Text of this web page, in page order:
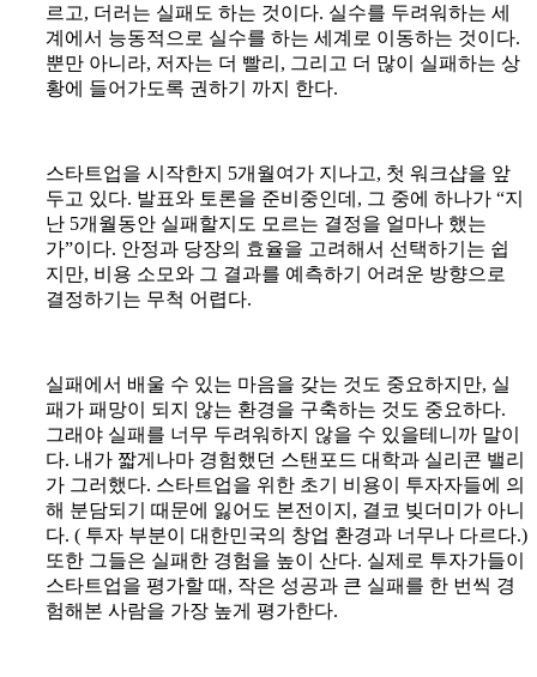
르고, 더러는 실패도 하는 것이다. 실수를 두려워하는 세
계에서 능동적으로 실수를 하는 세계로 이동하는 것이다.
뿐만 아니라, 저자는 더 빨리, 그리고 더 많이 실패하는 상
황에 들어가도록 권하기 까지 한다.
스타트업을 시작한지 5개월여가 지나고, 첫 워크샵을 앞
두고 있다. 발표와 토론을 준비중인데, 그 중에 하나가 “지
난 5개월동안 실패할지도 모르는 결정을 얼마나 했는
가”이다. 안정과 당장의 효율을 고려해서 선택하기는 쉽
지만, 비용 소모와 그 결과를 예측하기 어려운 방향으로
결정하기는 무척 어렵다.
실패에서 배울 수 있는 마음을 갖는 것도 중요하지만, 실
패가 패망이 되지 않는 환경을 구축하는 것도 중요하다.
그래야 실패를 너무 두려워하지 않을 수 있을테니까 말이
다. 내가 짧게나마 경험했던 스탠포드 대학과 실리콘 밸리
가 그러했다. 스타트업을 위한 초기 비용이 투자자들에 의
해 분담되기 때문에 잃어도 본전이지, 결코 빚더미가 아니
다. ( 투자 부분이 대한민국의 창업 환경과 너무나 다르다.)
또한 그들은 실패한 경험을 높이 산다. 실제로 투자가들이
스타트업을 평가할 때, 작은 성공과 큰 실패를 한 번씩 경
험해본 사람을 가장 높게 평가한다.